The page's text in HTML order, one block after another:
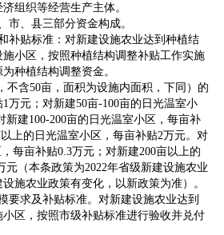
组织等经营生产主体。
、县三部分资金构成。
贴标准：对新建设施农业达到种植结
小区，按照种植结构调整补贴工作实施
种植结构调整资金。
不含50亩，面积为设施内面积，下同）的
万元；对新建50亩-100亩的日光温室小
新建100-200亩的日光温室小区，每亩补
上的日光温室小区，每亩补贴2万元。对
每亩补贴0.3万元；对新建200亩以上的
元（本条政策为2022年省级新建设施农业
施农业政策有变化，以新政策为准）。
求及补贴标准。对新建设施农业达到
区，按照市级补贴标准进行验收并兑付